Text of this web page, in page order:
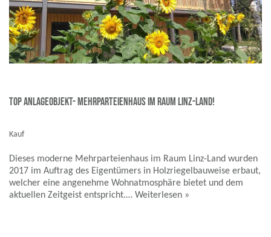
TOP ANLAGEOBJEKT- Mehrparteienhaus im Raum Linz-Land!
Kauf
Dieses moderne Mehrparteienhaus im Raum Linz-Land wurden
2017 im Auftrag des Eigentümers in Holzriegelbauweise erbaut,
welcher eine angenehme Wohnatmosphäre bietet und dem
aktuellen Zeitgeist entspricht.… Weiterlesen »